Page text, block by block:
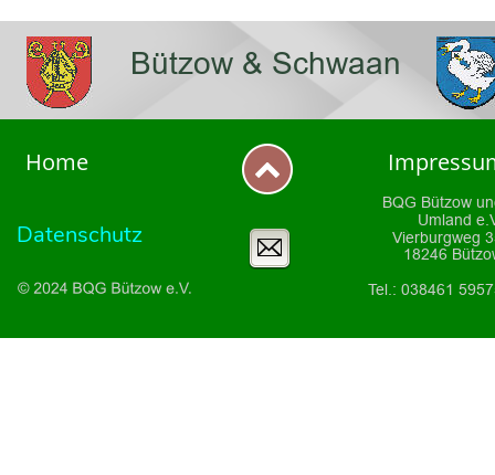
Bützow & Schwaan
Home
BQG Bützow
Umland
Vierburgweg
18246
Tel.: 038461
Datenschutz